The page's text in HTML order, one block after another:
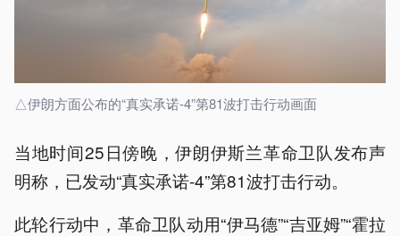
△伊朗方面公布的“真实承诺-4”第81波打击行动画面
当地时间25日傍晚，伊朗伊斯兰革命卫队发布声
明称，已发动“真实承诺-4”第81波打击行动。
此轮行动中，革命卫队动用“伊马德”“吉亚姆”“霍拉